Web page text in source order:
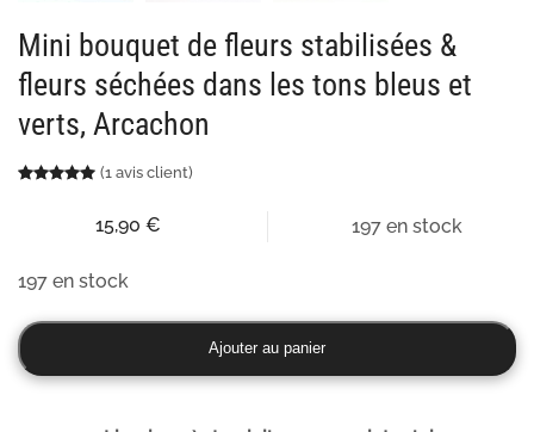
Mini bouquet de fleurs stabilisées &
fleurs séchées dans les tons bleus et
verts, Arcachon
Noté5.00sur 5 basé sur
1(1 avis client)
15,90 € 197 en stock
197 en stock
quantité
de
Ajouter au panier